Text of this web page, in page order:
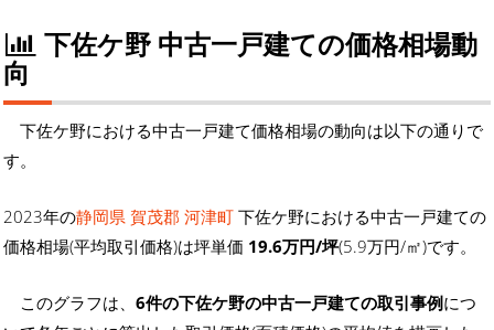
下佐ケ野 中古一戸建ての価格相場動
向
下佐ケ野における中古一戸建て価格相場の動向は以下の通りで
す。
2023年の静岡県 賀茂郡 河津町 下佐ケ野における中古一戸建ての
価格相場(平均取引価格)は坪単価 19.6万円/坪(5.9万円/㎡)です。
このグラフは、 6件の下佐ケ野の中古一戸建ての取引事例につ